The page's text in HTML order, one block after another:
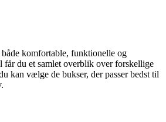
komfortable, funktionelle og
får du et samlet overblik over forskellige
kan vælge de bukser, der passer bedst til